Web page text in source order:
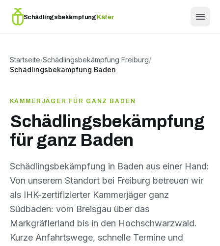
Schädlingsbekämpfung Käfer
Startseite/Schädlingsbekämpfung Freiburg/
Schädlingsbekämpfung Baden
KAMMERJÄGER FÜR GANZ BADEN
Schädlingsbekämpfung
für ganz Baden
Schädlingsbekämpfung in Baden aus einer Hand:
Von unserem Standort bei Freiburg betreuen wir
als IHK-zertifizierter Kammerjäger ganz
Südbaden: vom Breisgau über das
Markgräflerland bis in den Hochschwarzwald.
Kurze Anfahrtswege, schnelle Termine und